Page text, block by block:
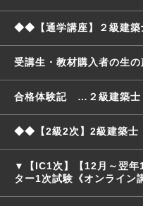
◆◆【通学講座】２級建築
受講生・教材購入者の生の
合格体験記 …２級建築
◆◆【2級2次】2級建築士
▼【IC1次】【12月～翌年
ター1次試験《オンラ